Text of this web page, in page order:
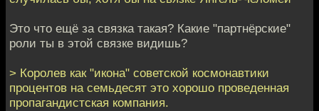
Это что ещё за связка такая? Какие "партнёрские"
роли ты в этой связке видишь?
> Королев как "икона" советской космонавтики
процентов на семьдесят это хорошо проведенная
пропагандистская компания.